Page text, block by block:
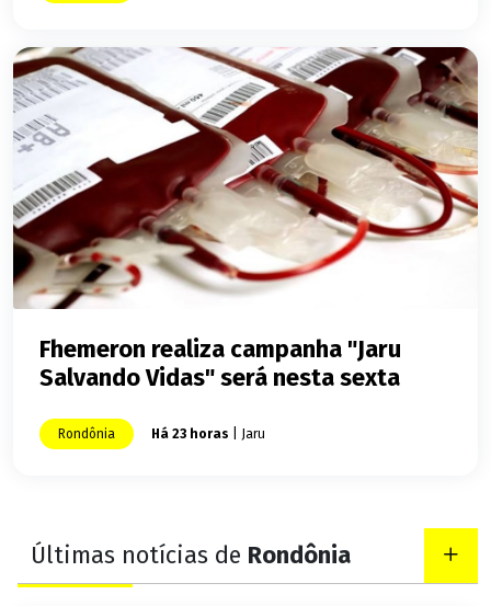
Fhemeron realiza campanha "Jaru
Salvando Vidas" será nesta sexta
Rondônia Há 23 horas | Jaru
Últimas notícias de Rondônia